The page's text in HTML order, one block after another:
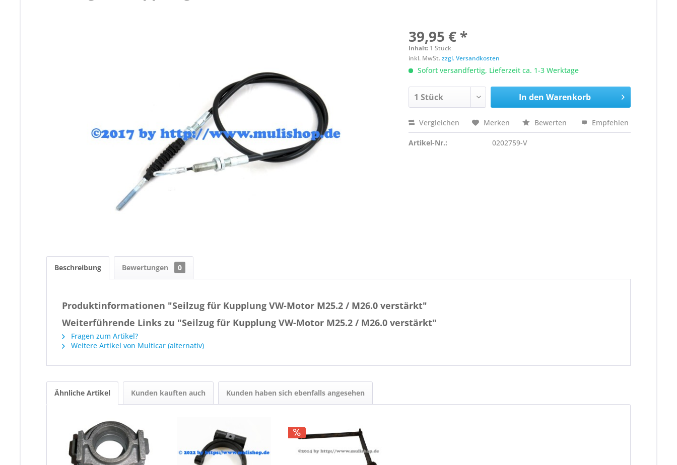
39,95 € *
Inhalt: 1 Stück
inkl. MwSt.zzgl. Versandkosten
Sofort versandfertig, Lieferzeit ca. 1-3 Werktage
In den Warenkorb
Vergleichen Merken Bewerten Empfehlen
Artikel-Nr.: 0202759-V
Beschreibung Bewertungen 0
Produktinformationen "Seilzug für Kupplung VW-Motor M25.2 / M26.0 verstärkt"
Weiterführende Links zu "Seilzug für Kupplung VW-Motor M25.2 / M26.0 verstärkt"
Fragen zum Artikel?
Weitere Artikel von Multicar (alternativ)
Ähnliche Artikel Kunden kauften auch Kunden haben sich ebenfalls angesehen